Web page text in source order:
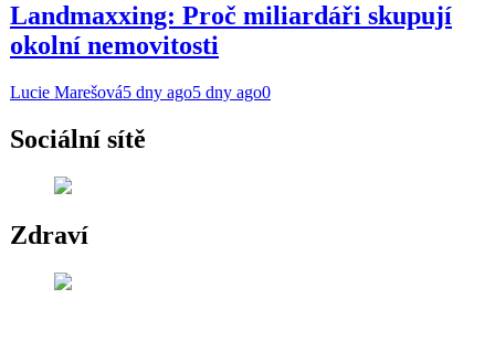
Landmaxxing: Proč miliardáři skupují
okolní nemovitosti
Lucie Marešová5 dny ago5 dny ago0
Sociální sítě
Zdraví